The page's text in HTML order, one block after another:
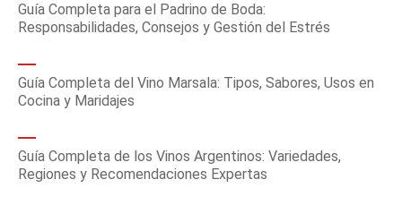
Guía Completa para el Padrino de Boda:
Responsabilidades, Consejos y Gestión del Estrés
Guía Completa del Vino Marsala: Tipos, Sabores, Usos en
Cocina y Maridajes
Guía Completa de los Vinos Argentinos: Variedades,
Regiones y Recomendaciones Expertas